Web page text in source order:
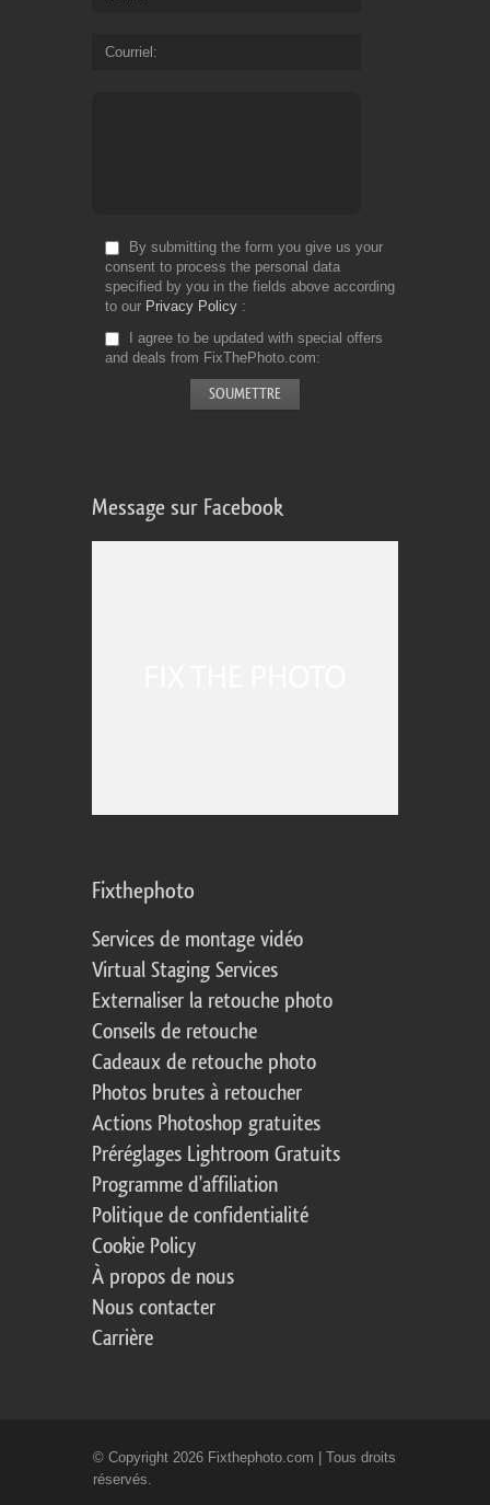
Courriel
By submitting the form you give us your
consent to process the personal data
specified by you in the fields above according
to our Privacy Policy
I agree to be updated with special offers
and deals from FixThePhoto.com
Message sur Facebook
Fixthephoto
Services de montage vidéo
Virtual Staging Services
Externaliser la retouche photo
Conseils de retouche
Cadeaux de retouche photo
Photos brutes à retoucher
Actions Photoshop gratuites
Préréglages Lightroom Gratuits
Programme d'affiliation
Politique de confidentialité
Cookie Policy
À propos de nous
Nous contacter
Carrière
© Copyright 2026 Fixthephoto.com | Tous droits
réservés.